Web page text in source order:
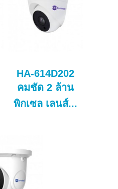
HA-614D202
คมชัด 2 ล้าน
พิกเซล เลนส์...